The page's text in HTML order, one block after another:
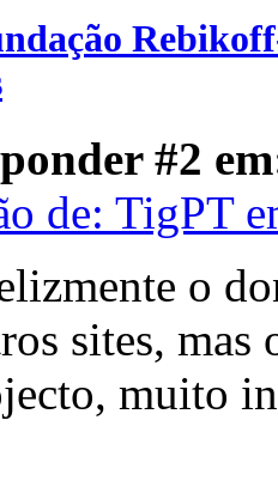
#2
de: TigPT
o
sites, mas
muito